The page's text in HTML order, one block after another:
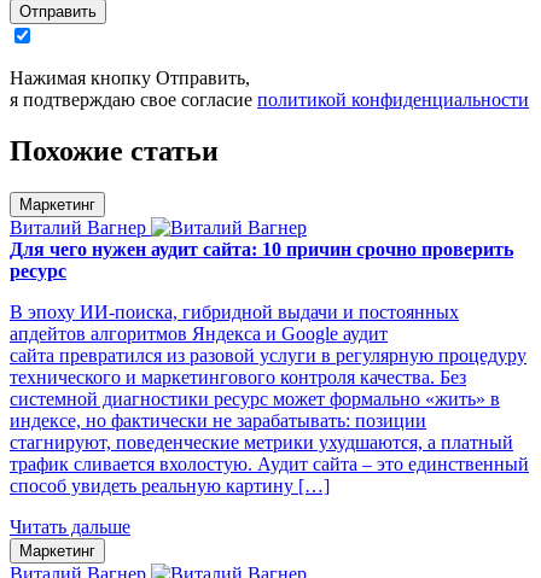
Отправить
Нажимая кнопку Отправить,
я подтверждаю свое согласие политикой конфиденциальности
Похожие статьи
Маркетинг
Виталий Вагнер
Для чего нужен аудит сайта: 10 причин срочно проверить
ресурс
В эпоху ИИ-поиска, гибридной выдачи и постоянных
апдейтов алгоритмов Яндекса и Google аудит
сайта превратился из разовой услуги в регулярную процедуру
технического и маркетингового контроля качества. Без
системной диагностики ресурс может формально «жить» в
индексе, но фактически не зарабатывать: позиции
стагнируют, поведенческие метрики ухудшаются, а платный
трафик сливается вхолостую. Аудит сайта – это единственный
способ увидеть реальную картину […]
Читать дальше
Маркетинг
Виталий Вагнер